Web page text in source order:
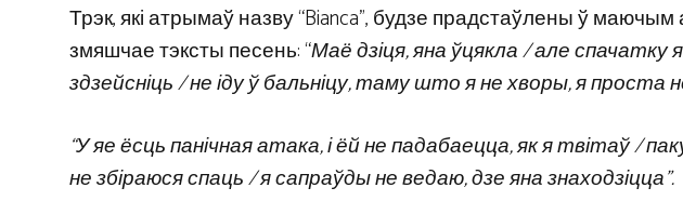
Трэк, які атрымаў назву “Bianca”, будзе прадстаўлены ў
змяшчае тэксты песень: “Маё дзіця, яна ўцякла / але
здзейсніць / не іду ў бальніцу, таму што я не хворы, я проста
“У яе ёсць панічная атака, і ёй не падабаецца, як я твітаў /
не збіраюся спаць / я сапраўды не ведаю, дзе яна знаходзіцца”.